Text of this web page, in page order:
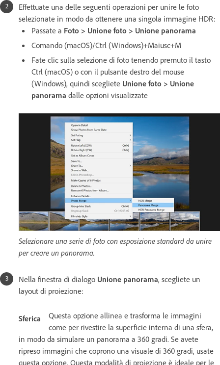
Effettuate una delle seguenti operazioni per unire le foto
selezionate in modo da ottenere una singola immagine HDR:
Passate a Foto > Unione foto > Unione panorama
Comando (macOS)/Ctrl (Windows)+Maiusc+M
Fate clic sulla selezione di foto tenendo premuto il tasto
Ctrl (macOS) o con il pulsante destro del mouse
(Windows), quindi scegliete Unione foto > Unione
panorama dalle opzioni visualizzate
Selezionare una serie di foto con esposizione standard da unire
per creare un panorama.
Nella finestra di dialogo Unione panorama, scegliete un
layout di proiezione:
Sferica
Questa opzione allinea e trasforma le immagini
come per rivestire la superficie interna di una sfera,
in modo da simulare un panorama a 360 gradi. Se avete
ripreso immagini che coprono una visuale di 360 gradi, usate
questa opzione. Questa modalità di proiezione è ideale per le